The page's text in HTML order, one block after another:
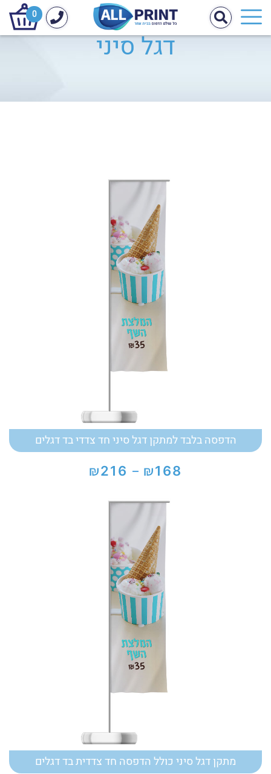
0
דגל סיני
הדפסה בלבד למתקן דגל סיני חד צדדי בד דגלים
₪168
–
₪216טווח
מתקן דגל סיני כולל הדפסה חד צדדית בד דגלים